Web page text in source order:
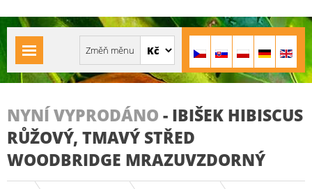
NYNÍ VYPRODÁNO - IBIŠEK HIBISCUS
RŮŽOVÝ, TMAVÝ STŘED
WOODBRIDGE MRAZUVZDORNÝ